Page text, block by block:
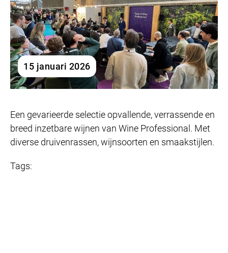
15 januari 2026
Een gevarieerde selectie opvallende, verrassende en
breed inzetbare wijnen van Wine Professional. Met
diverse druivenrassen, wijnsoorten en smaakstijlen.
Tags: